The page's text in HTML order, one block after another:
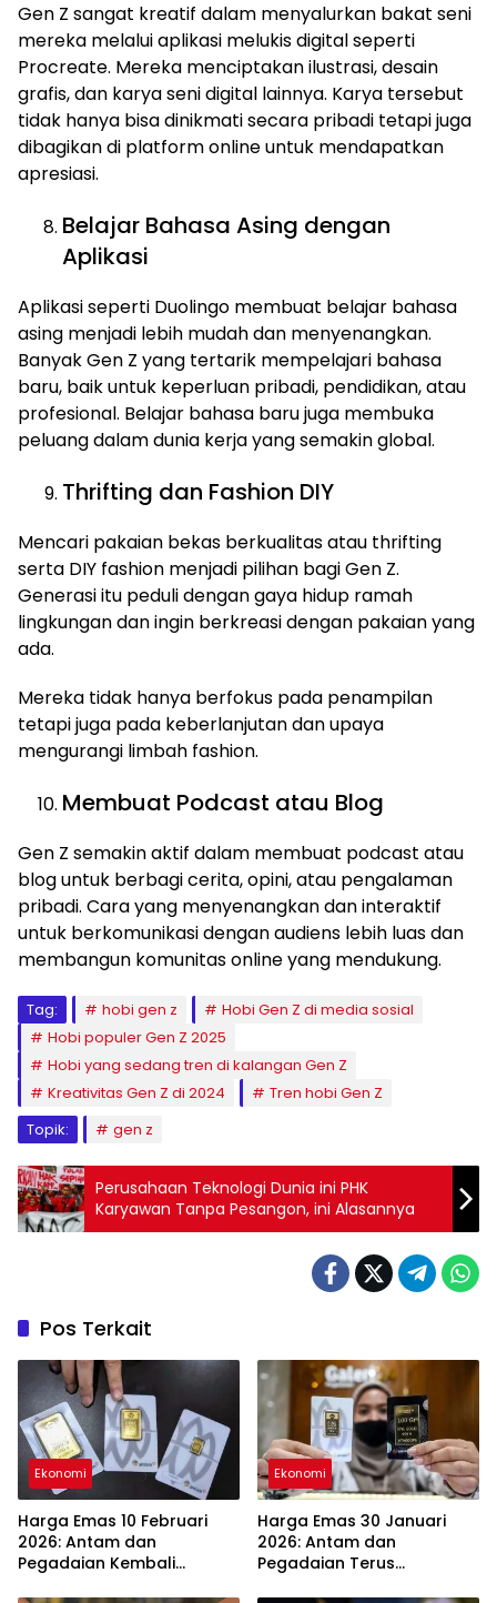
Gen Z sangat kreatif dalam menyalurkan bakat seni
mereka melalui aplikasi melukis digital seperti
Procreate. Mereka menciptakan ilustrasi, desain
grafis, dan karya seni digital lainnya. Karya tersebut
tidak hanya bisa dinikmati secara pribadi tetapi juga
dibagikan di platform online untuk mendapatkan
apresiasi.
Belajar Bahasa Asing dengan
Aplikasi
Aplikasi seperti Duolingo membuat belajar bahasa
asing menjadi lebih mudah dan menyenangkan.
Banyak Gen Z yang tertarik mempelajari bahasa
baru, baik untuk keperluan pribadi, pendidikan, atau
profesional. Belajar bahasa baru juga membuka
peluang dalam dunia kerja yang semakin global.
Thrifting dan Fashion DIY
Mencari pakaian bekas berkualitas atau thrifting
serta DIY fashion menjadi pilihan bagi Gen Z.
Generasi itu peduli dengan gaya hidup ramah
lingkungan dan ingin berkreasi dengan pakaian yang
ada.
Mereka tidak hanya berfokus pada penampilan
tetapi juga pada keberlanjutan dan upaya
mengurangi limbah fashion.
Membuat Podcast atau Blog
Gen Z semakin aktif dalam membuat podcast atau
blog untuk berbagi cerita, opini, atau pengalaman
pribadi. Cara yang menyenangkan dan interaktif
untuk berkomunikasi dengan audiens lebih luas dan
membangun komunitas online yang mendukung.
Tag: hobi gen z
Hobi Gen Z di media sosial
Hobi populer Gen Z 2025
Hobi yang sedang tren di kalangan Gen Z
Kreativitas Gen Z di 2024
Tren hobi Gen Z
Topik:
gen z
Perusahaan Teknologi Dunia ini PHK
Karyawan Tanpa Pesangon, ini Alasannya
Pos Terkait
Ekonomi
Harga Emas 10 Februari
2026: Antam dan
Pegadaian Kembali
Ekonomi
Harga Emas 30 Januari
2026: Antam dan
Pegadaian Terus